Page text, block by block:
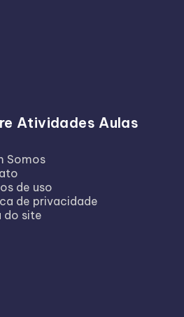
Atividades Aulas
Somos
de uso
de privacidade
do site